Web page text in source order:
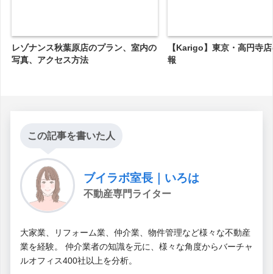
レゾナンス秋葉原店のプラン、室内の
写真、アクセス方法
【Karigo】東京・高円寺
報
この記事を書いた人
ブイラボ室長｜いろは
不動産専門ライター
大家業、リフォーム業、仲介業、物件管理など様々な不動産
業を経験。 仲介業者の知識を元に、様々な角度からバーチャ
ルオフィス400社以上を分析。